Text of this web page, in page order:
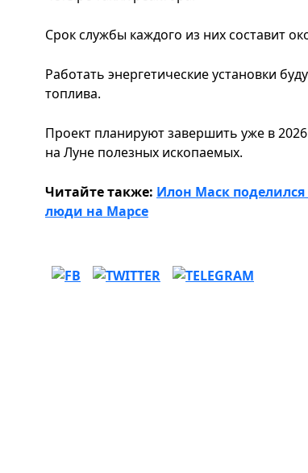
Срок службы каждого из них составит
Работать энергетические установки
топлива.
Проект планируют завершить уже в
на Луне полезных ископаемых.
Читайте также: Илон Маск
люди на Марсе